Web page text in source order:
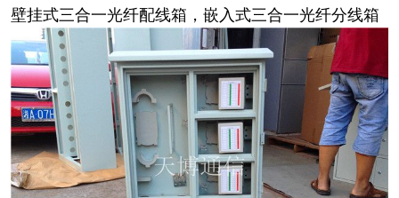
壁挂式三合一光纤配线箱，嵌入式三合一光纤分线箱